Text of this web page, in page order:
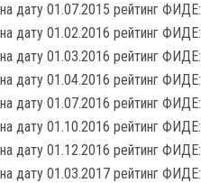
на дату 01.07.2015 рейтинг ФИДЕ:
на дату 01.02.2016 рейтинг ФИДЕ:
на дату 01.03.2016 рейтинг ФИДЕ:
на дату 01.04.2016 рейтинг ФИДЕ:
на дату 01.07.2016 рейтинг ФИДЕ:
на дату 01.10.2016 рейтинг ФИДЕ:
на дату 01.12.2016 рейтинг ФИДЕ:
на дату 01.03.2017 рейтинг ФИДЕ: